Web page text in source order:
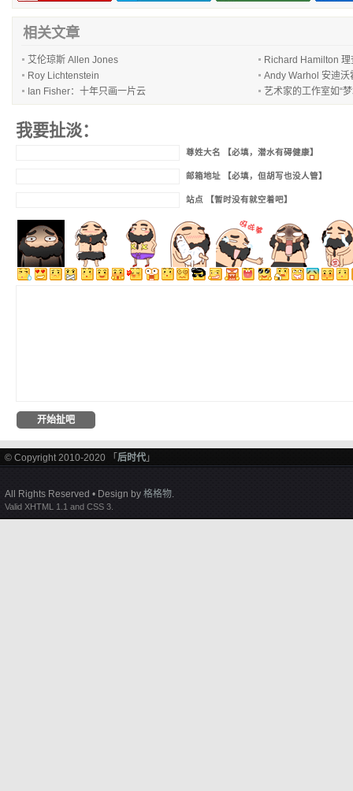
相关文章
艾伦琼斯 Allen Jones
Richard Hamilton 理
Roy Lichtenstein
Andy Warhol 安迪沃
Ian Fisher：十年只画一片云
艺术家的工作室如“
我要扯淡：
尊姓大名 【必填，潜水有碍健康】
邮箱地址 【必填，但胡写也没人管】
站点 【暂时没有就空着吧】
© Copyright 2010-2020 「 后时代 」
All Rights Reserved • Design by 格格物.
Valid XHTML 1.1 and CSS 3.